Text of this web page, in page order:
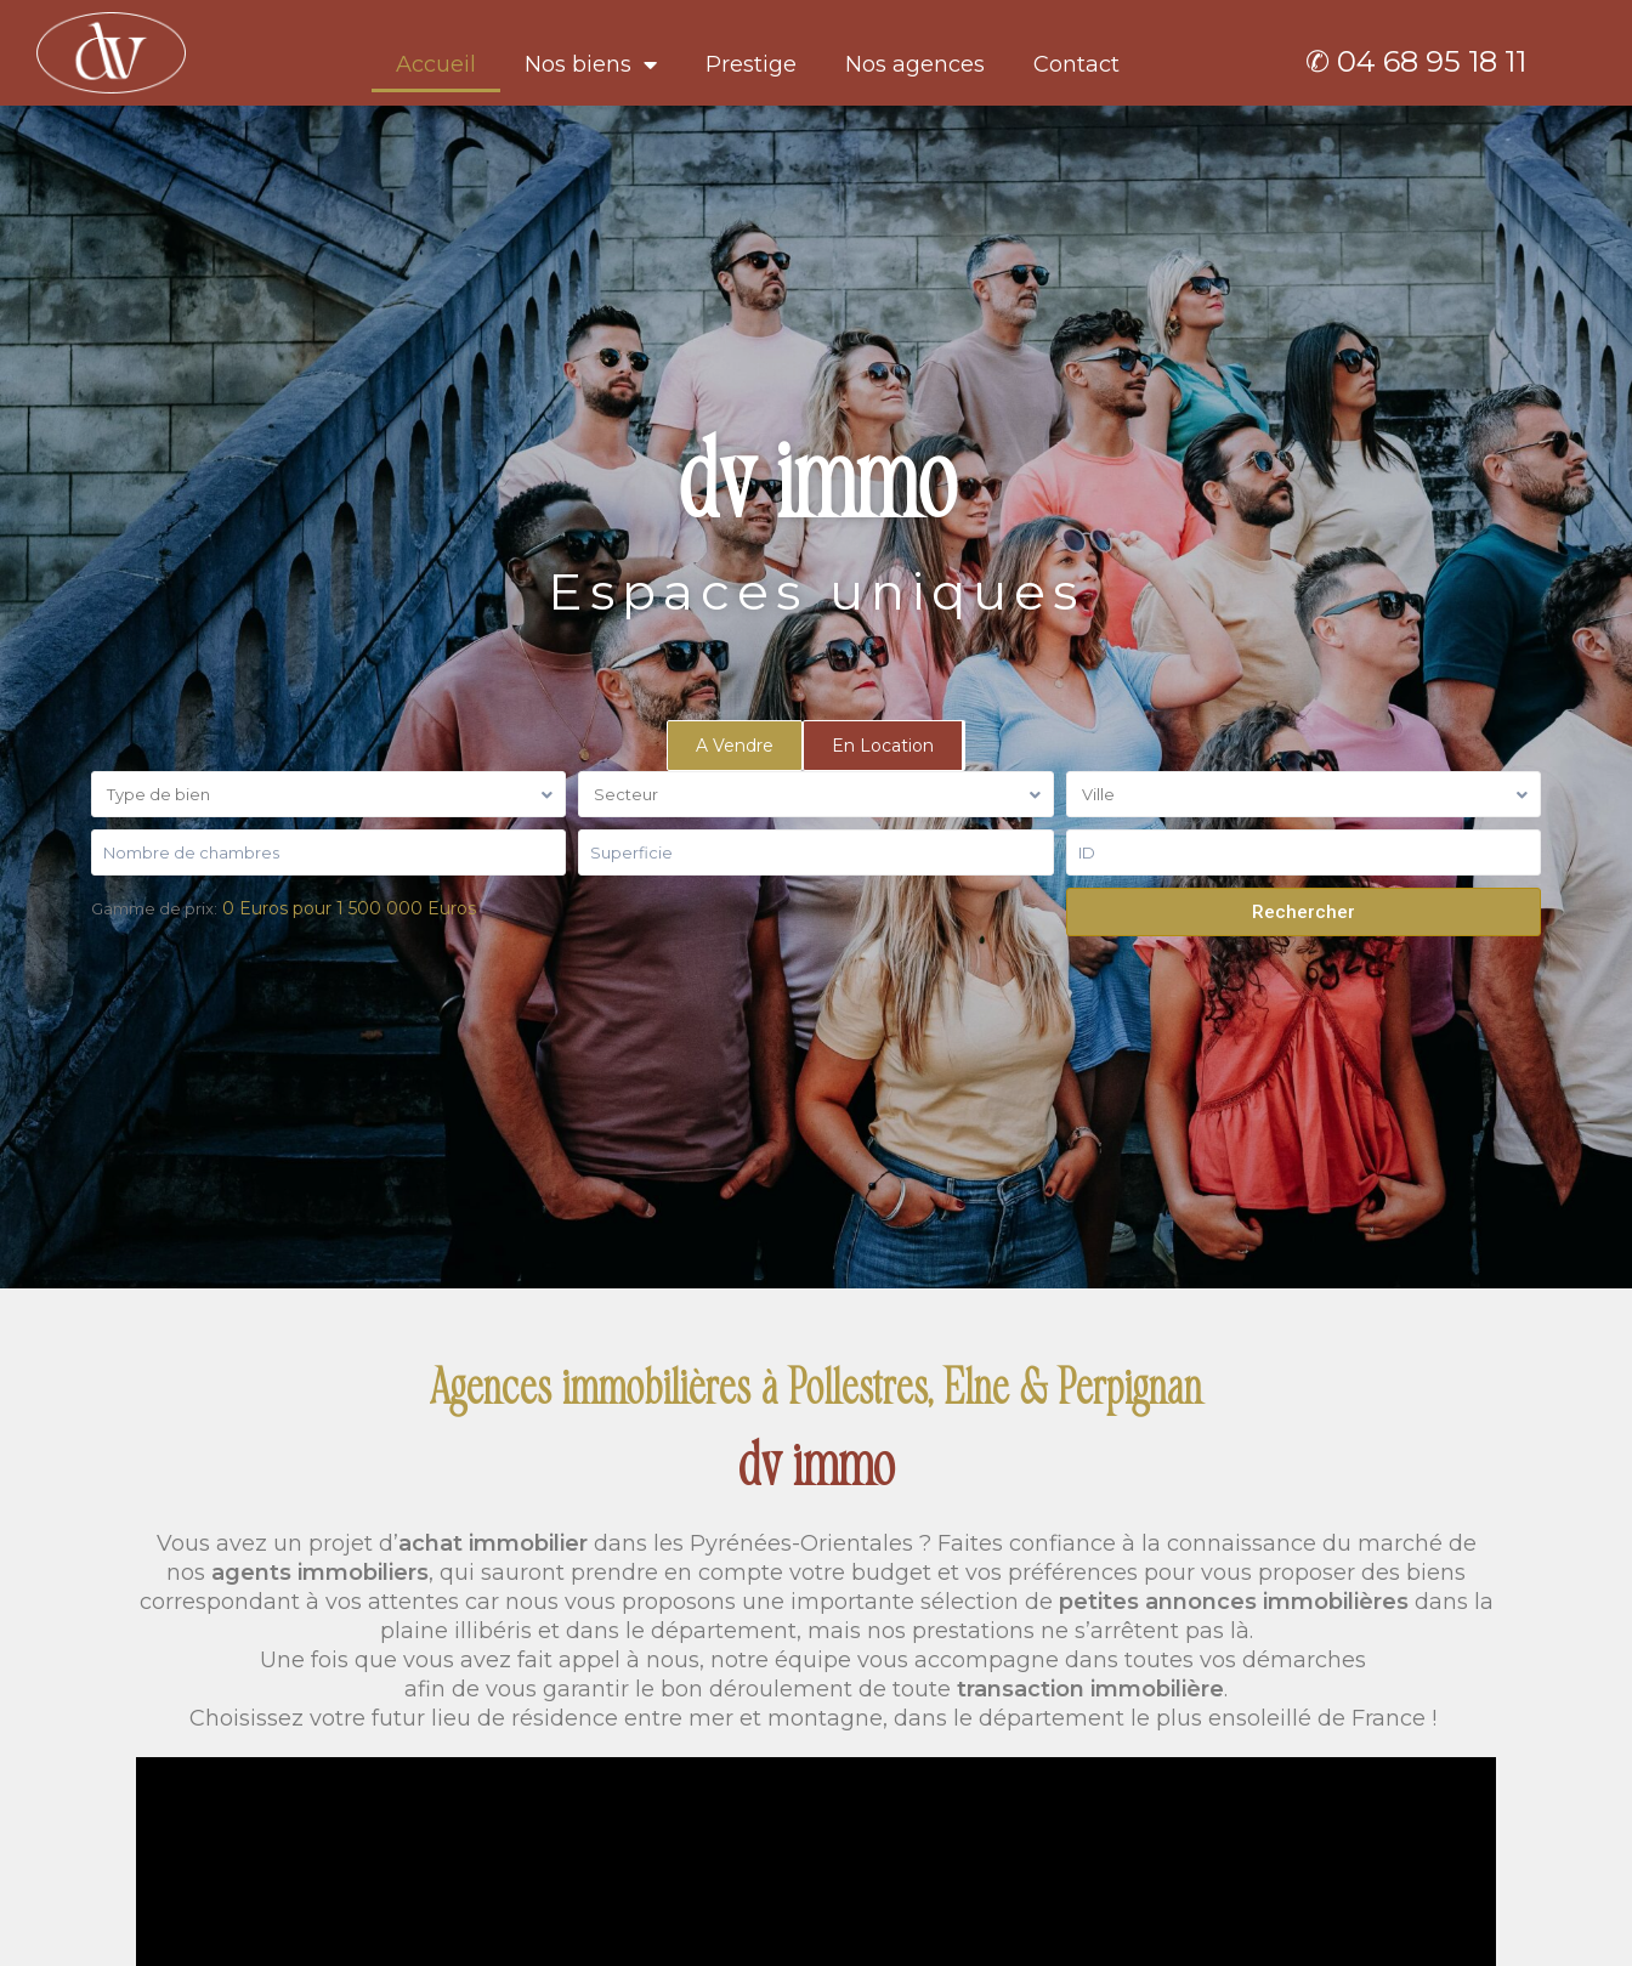
Accueil Nos biens Prestige Nos agences Contact ✆ 04 68 95 18 11
dv immo
Espaces uniques
A Vendre En Location
Type de bien Secteur Ville
Gamme de prix: 0 Euros pour 1 500 000 Euros Rechercher
Agences immobilières à Pollestres, Elne & Perpignan
dv immo
Vous avez un projet d’achat immobilier dans les Pyrénées-Orientales ? Faites confiance à la connaissance du marché de
nos agents immobiliers, qui sauront prendre en compte votre budget et vos préférences pour vous proposer des biens
correspondant à vos attentes car nous vous proposons une importante sélection de petites annonces immobilières dans la
plaine illibéris et dans le département, mais nos prestations ne s’arrêtent pas là.
Une fois que vous avez fait appel à nous, notre équipe vous accompagne dans toutes vos démarches
afin de vous garantir le bon déroulement de toute transaction immobilière.
Choisissez votre futur lieu de résidence entre mer et montagne, dans le département le plus ensoleillé de France !